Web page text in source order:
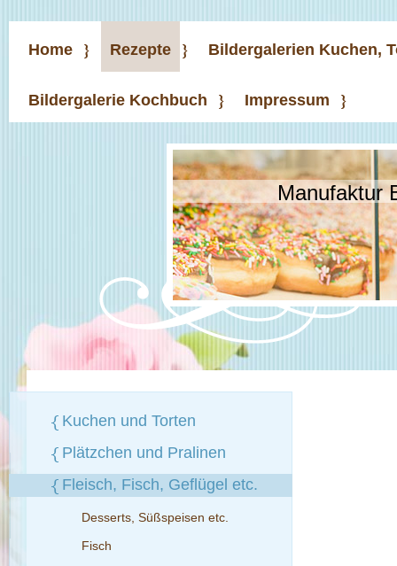
Home Rezepte Bildergalerien Kuchen,
Bildergalerie Kochbuch Impressum
Manufaktur
Kuchen und Torten
Plätzchen und Pralinen
Fleisch, Fisch, Geflügel etc.
Desserts, Süßspeisen etc.
Fisch